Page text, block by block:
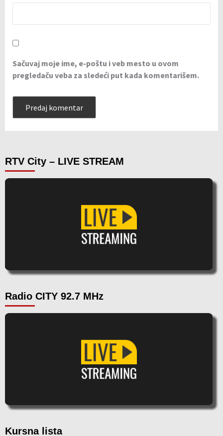
Sačuvaj moje ime, e-poštu i veb mesto u ovom
pregledaču veba za sledeći put kada komentarišem.
RTV City – LIVE STREAM
Radio CITY 92.7 MHz
Kursna lista